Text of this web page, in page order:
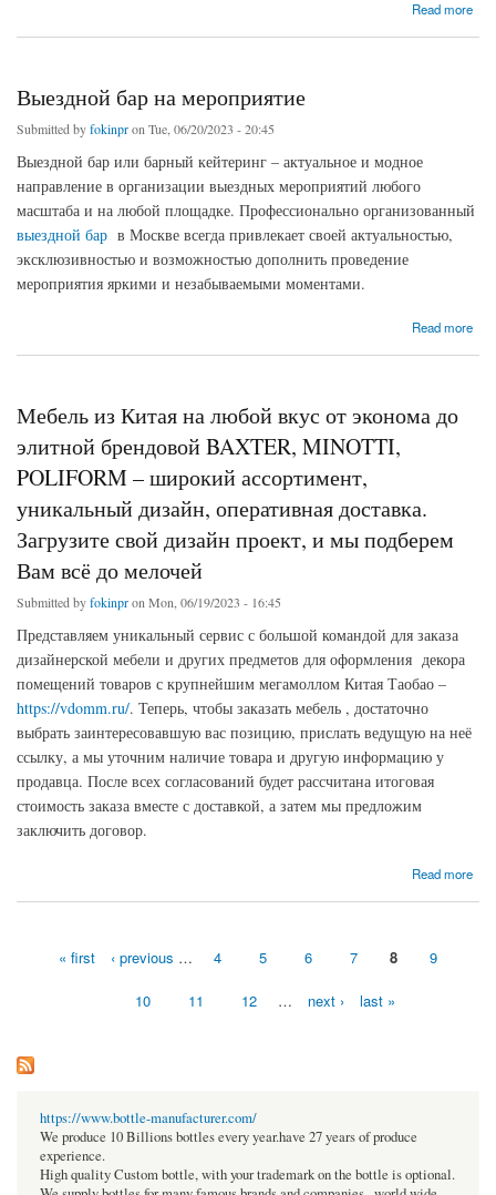
Read more
Выездной бар на мероприятие
Submitted byfokinpron Tue, 06/20/2023 - 20:45
Выездной бар или барный кейтеринг – актуальное и модное
направление в организации выездных мероприятий любого
масштаба и на любой площадке. Профессионально организованный
выездной бар в Москве всегда привлекает своей актуальностью,
эксклюзивностью и возможностью дополнить проведение
мероприятия яркими и незабываемыми моментами.
Read more
Мебель из Китая на любой вкус от эконома до
элитной брендовой BAXTER, MINOTTI,
POLIFORM – широкий ассортимент,
уникальный дизайн, оперативная доставка.
Загрузите свой дизайн проект, и мы подберем
Вам всё до мелочей
Submitted byfokinpron Mon, 06/19/2023 - 16:45
Представляем уникальный сервис с большой командой для заказа
дизайнерской мебели и других предметов для оформления декора
помещений товаров с крупнейшим мегамоллом Китая Таобао –
https://vdomm.ru/. Теперь, чтобы заказать мебель , достаточно
выбрать заинтересовавшую вас позицию, прислать ведущую на неё
ссылку, а мы уточним наличие товара и другую информацию у
продавца. После всех согласований будет рассчитана итоговая
стоимость заказа вместе с доставкой, а затем мы предложим
заключить договор.
Read more
about Мебель из Китая на любой вкус от эконома до элитной брендовой BAXTER,
доставка. Загрузите свой дизайн проект, и мы подберем Вам всё до мелочей
« first ‹ previous … 4 5 6 7 8 9
10 11 12 … next › last »
https://www.bottle-manufacturer.com/
We produce 10 Billions bottles every year.have 27 years of produce
experience.
High quality Custom bottle, with your trademark on the bottle is optional.